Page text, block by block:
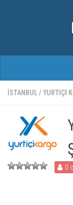
ANASAYFA
ŞEHIRLER
İSTANBUL/ YURTIÇI
0